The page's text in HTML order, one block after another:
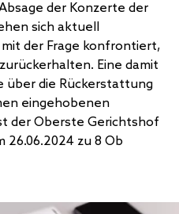
der Konzerte der
sich aktuell
der Frage konfrontiert,
Eine damit
über die Rückerstattung
eingehobenen
der Oberste Gerichtshof
26.06.2024 zu 8 Ob